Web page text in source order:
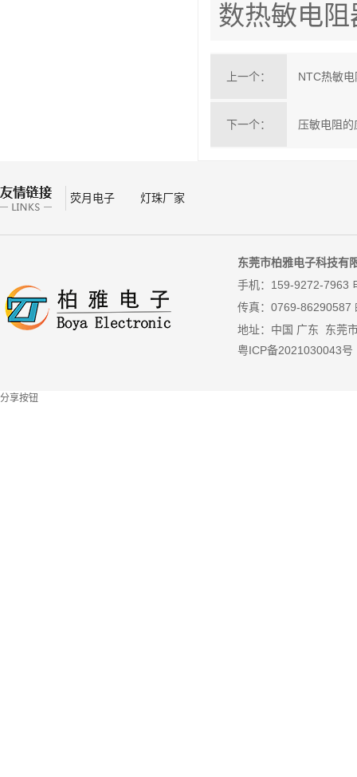
数热敏电阻
上一个： NTC热敏
下一个： 压敏电阻
荧月电子 灯珠厂家
东莞市柏雅电子科技有
手机：159-9272-7963
传真： 0769-86290587
地址：中国 广东 东莞
粤ICP备2021030043号
分享按钮